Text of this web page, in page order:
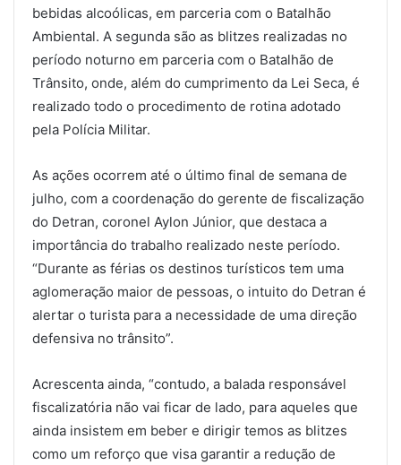
bebidas alcoólicas, em parceria com o Batalhão
Ambiental. A segunda são as blitzes realizadas no
período noturno em parceria com o Batalhão de
Trânsito, onde, além do cumprimento da Lei Seca, é
realizado todo o procedimento de rotina adotado
pela Polícia Militar.
As ações ocorrem até o último final de semana de
julho, com a coordenação do gerente de fiscalização
do Detran, coronel Aylon Júnior, que destaca a
importância do trabalho realizado neste período.
“Durante as férias os destinos turísticos tem uma
aglomeração maior de pessoas, o intuito do Detran é
alertar o turista para a necessidade de uma direção
defensiva no trânsito”.
Acrescenta ainda, “contudo, a balada responsável
fiscalizatória não vai ficar de lado, para aqueles que
ainda insistem em beber e dirigir temos as blitzes
como um reforço que visa garantir a redução de